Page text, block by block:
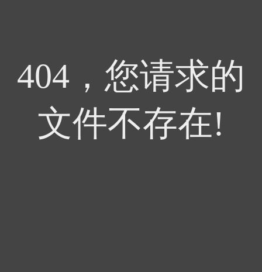
404，您请求的
文件不存在!